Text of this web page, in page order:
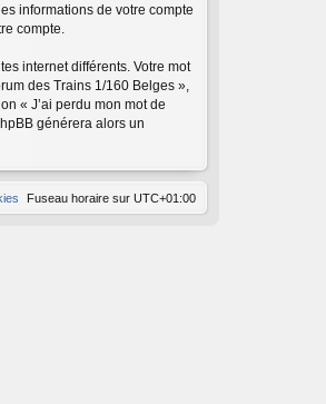
informations de votre compte
compte.
internet différents. Votre mot
des Trains 1/160 Belges »,
« J’ai perdu mon mot de
générera alors un
Fuseau horaire sur UTC+01:00